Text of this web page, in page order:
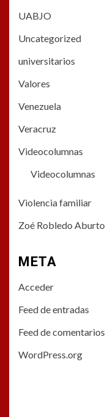
UABJO
Uncategorized
universitarios
Valores
Venezuela
Veracruz
Videocolumnas
Videocolumnas
Violencia familiar
Zoé Robledo Aburto
META
Acceder
Feed de entradas
Feed de comentarios
WordPress.org